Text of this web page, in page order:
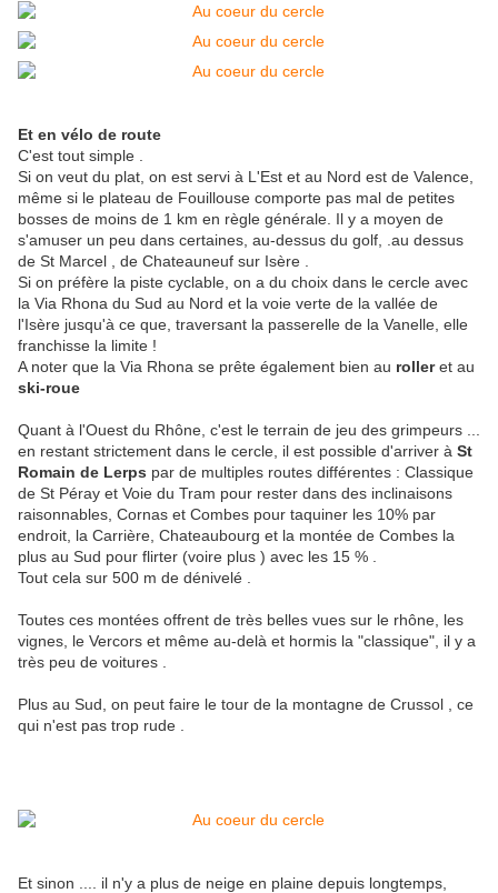
Et en vélo de route
C'est tout simple .
Si on veut du plat, on est servi à L'Est et au Nord est de Valence,
même si le plateau de Fouillouse comporte pas mal de petites
bosses de moins de 1 km en règle générale. Il y a moyen de
s'amuser un peu dans certaines, au-dessus du golf, .au dessus
de St Marcel , de Chateauneuf sur Isère .
Si on préfère la piste cyclable, on a du choix dans le cercle avec
la Via Rhona du Sud au Nord et la voie verte de la vallée de
l'Isère jusqu'à ce que, traversant la passerelle de la Vanelle, elle
franchisse la limite !
A noter que la Via Rhona se prête également bien au rolleret au
ski-roue
Quant à l'Ouest du Rhône, c'est le terrain de jeu des grimpeurs ...
en restant strictement dans le cercle, il est possible d'arriver à St
Romain de Lerps par de multiples routes différentes : Classique
de St Péray et Voie du Tram pour rester dans des inclinaisons
raisonnables, Cornas et Combes pour taquiner les 10% par
endroit, la Carrière, Chateaubourg et la montée de Combes la
plus au Sud pour flirter (voire plus ) avec les 15 % .
Tout cela sur 500 m de dénivelé .
Toutes ces montées offrent de très belles vues sur le rhône, les
vignes, le Vercors et même au-delà et hormis la "classique", il y a
très peu de voitures .
Plus au Sud, on peut faire le tour de la montagne de Crussol , ce
qui n'est pas trop rude .
Et sinon .... il n'y a plus de neige en plaine depuis longtemps,